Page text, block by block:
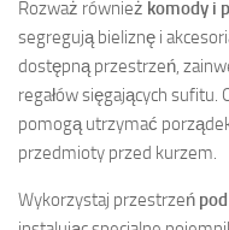
Rozważ również komody i
segregują bieliznę i
dostępną przestrzeń,
regałów sięgających sufitu.
pomogą utrzymać
przedmioty przed kurzem.
Wykorzystaj przestrzeń